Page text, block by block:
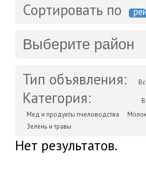
Сортировать по
Выберите район
Тип объявления:
Категория:
Мед и продукты пчеловодства
Зелень и травы
Нет результатов.